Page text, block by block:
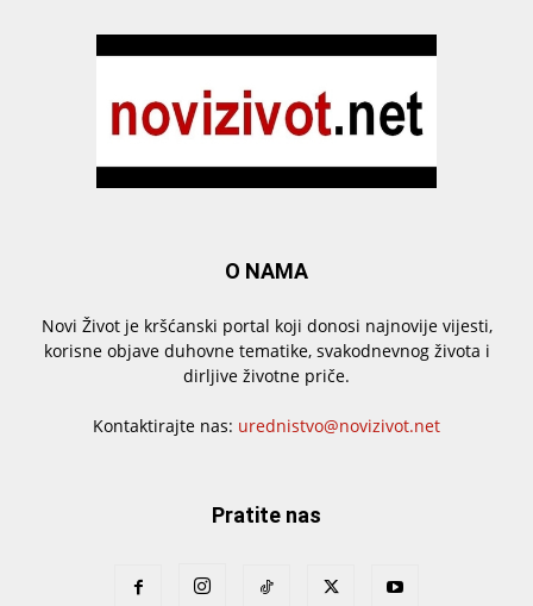
O NAMA
Novi Život je kršćanski portal koji donosi najnovije vijesti,
korisne objave duhovne tematike, svakodnevnog života i
dirljive životne priče.
Kontaktirajte nas: urednistvo@novizivot.net
Pratite nas